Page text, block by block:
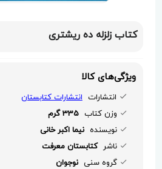
کتاب زلزله ده ریشتری
ویژگی‌های کالا
انتشارات انتشارات کتابستان
وزن کتاب 335 گرم
نویسنده نیما اکبر خانی
ناشر کتابستان معرفت
گروه سنی نوجوان